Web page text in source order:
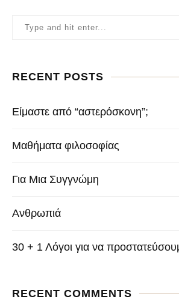
RECENT POSTS
Είμαστε από “αστερόσκονη”;
Μαθήματα φιλοσοφίας
Για Μια Συγγνώμη
Ανθρωπιά
30 + 1 Λόγοι για να
RECENT COMMENTS